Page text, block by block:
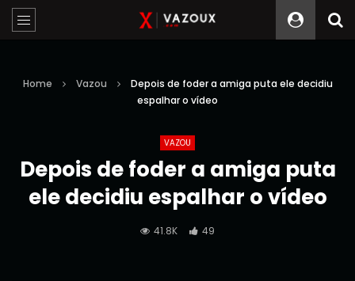
Home Vazou
Depois de foder a amiga puta ele decidiu
espalhar o vídeo
VAZOU
Depois de foder a amiga puta
ele decidiu espalhar o vídeo
41.8K 49